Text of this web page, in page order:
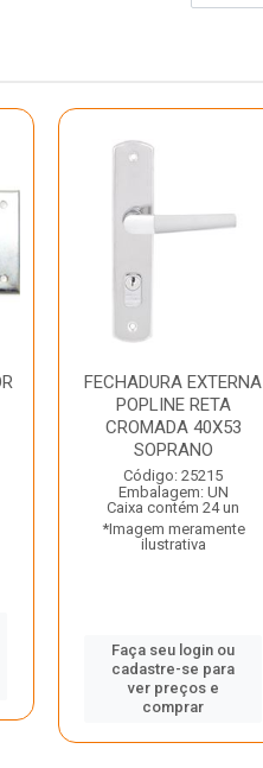
FECHADURA EXTERNA
POPLINE RETA
CROMADA 40X53
SOPRANO
Código: 25215
Embalagem: UN
Caixa contém 24 un
*Imagem meramente
ilustrativa
Faça seu login ou
cadastre-se para
ver preços e
comprar